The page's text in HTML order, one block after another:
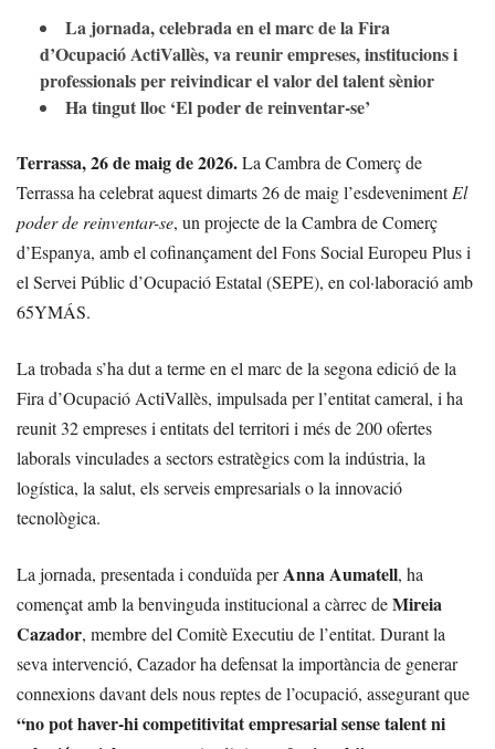
La jornada, celebrada en el marc de la Fira
d’Ocupació ActiVallès, va reunir empreses, institucions i
professionals per reivindicar el valor del talent sènior
Ha tingut lloc ‘El poder de reinventar-se’
Terrassa, 26 de maig de 2026.La Cambra de Comerç de
Terrassa ha celebrat aquest dimarts 26 de maig l’esdevenimentEl
poder de reinventar-se, un projecte de la Cambra de Comerç
d’Espanya, amb el cofinançament del Fons Social Europeu Plus i
el Servei Públic d’Ocupació Estatal (SEPE), en col·laboració amb
65YMÁS.
La trobada s’ha dut a terme en el marc de la segona edició de la
Fira d’Ocupació ActiVallès, impulsada per l’entitat cameral, i ha
reunit 32 empreses i entitats del territori i més de 200 ofertes
laborals vinculades a sectors estratègics com la indústria, la
logística, la salut, els serveis empresarials o la innovació
tecnològica.
La jornada, presentada i conduïda perAnna Aumatell, ha
començat amb la benvinguda institucional a càrrec deMireia
Cazador, membre del Comitè Executiu de l’entitat. Durant la
seva intervenció, Cazador ha defensat la importància de generar
connexions davant dels nous reptes de l’ocupació, assegurant que
“no pot haver-hi competitivitat empresarial sense talent ni